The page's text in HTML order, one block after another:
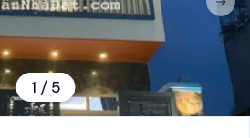
1 / 5